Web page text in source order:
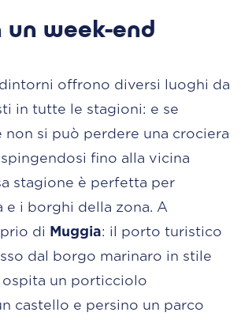
un week-end
offrono diversi luoghi da
in tutte le stagioni: e se
non si può perdere una crociera
fino alla vicina
stagione è perfetta per
e i borghi della zona. A
di Muggia: il porto turistico
dal borgo marinaro in stile
ospita un porticciolo
castello e persino un parco